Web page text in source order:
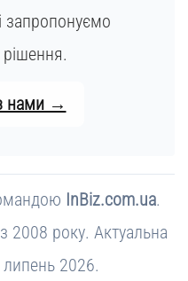
запропонуємо
нами →
InBiz.com.ua.
2008 року. Актуальна
липень 2026.